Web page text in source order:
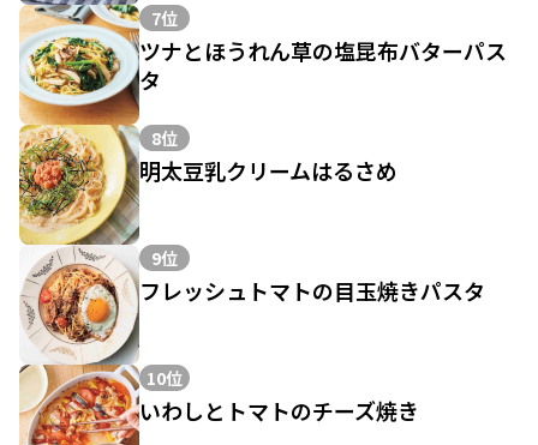
7位
ツナとほうれん草の塩昆布バターパス
タ
8位
明太豆乳クリームはるさめ
9位
フレッシュトマトの目玉焼きパスタ
10位
いわしとトマトのチーズ焼き